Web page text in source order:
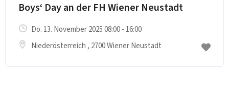
Boys‘ Day an der FH Wiener Neustadt
Do. 13. November 2025 08:00 - 16:00
Niederösterreich , 2700 Wiener Neustadt